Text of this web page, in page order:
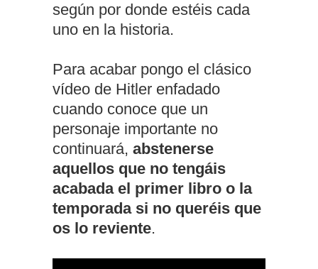
según por donde estéis cada
uno en la historia.
Para acabar pongo el clásico
vídeo de Hitler enfadado
cuando conoce que un
personaje importante no
continuará, abstenerse
aquellos que no tengáis
acabada el primer libro o la
temporada si no queréis que
os lo reviente.